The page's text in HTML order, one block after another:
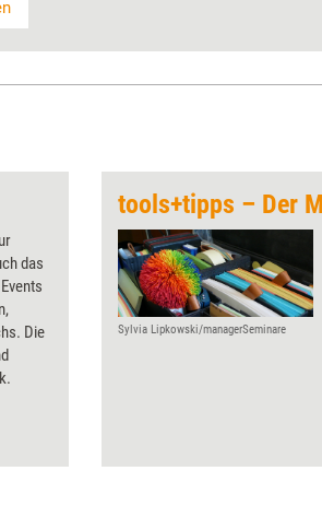
das
Die
tools+tipps – Der
Sylvia Lipkowski/managerSeminare